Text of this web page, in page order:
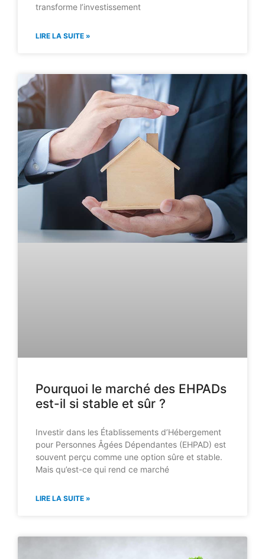
transforme l’investissement
LIRE LA SUITE »
Pourquoi le marché des EHPADs
est-il si stable et sûr ?
Investir dans les Établissements d’Hébergement
pour Personnes Âgées Dépendantes (EHPAD) est
souvent perçu comme une option sûre et stable.
Mais qu’est-ce qui rend ce marché
LIRE LA SUITE »